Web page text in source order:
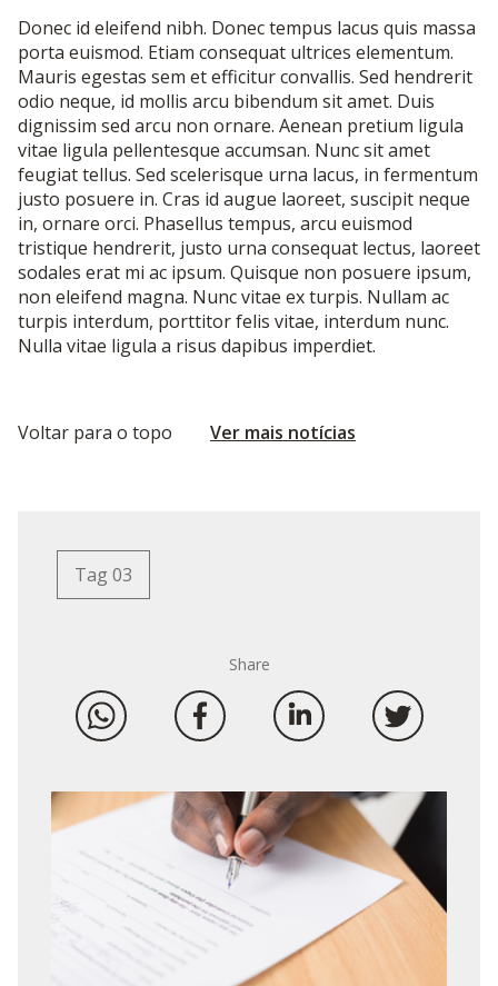
Donec id eleifend nibh. Donec tempus lacus quis massa
porta euismod. Etiam consequat ultrices elementum.
Mauris egestas sem et efficitur convallis. Sed hendrerit
odio neque, id mollis arcu bibendum sit amet. Duis
dignissim sed arcu non ornare. Aenean pretium ligula
vitae ligula pellentesque accumsan. Nunc sit amet
feugiat tellus. Sed scelerisque urna lacus, in fermentum
justo posuere in. Cras id augue laoreet, suscipit neque
in, ornare orci. Phasellus tempus, arcu euismod
tristique hendrerit, justo urna consequat lectus, laoreet
sodales erat mi ac ipsum. Quisque non posuere ipsum,
non eleifend magna. Nunc vitae ex turpis. Nullam ac
turpis interdum, porttitor felis vitae, interdum nunc.
Nulla vitae ligula a risus dapibus imperdiet.
Voltar para o topo Ver mais notícias
Tag 03
Share